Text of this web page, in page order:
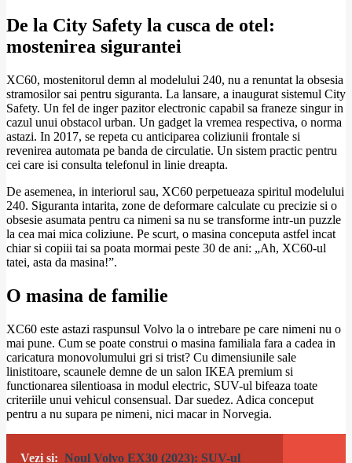
De la City Safety la cusca de otel:
mostenirea sigurantei
XC60, mostenitorul demn al modelului 240, nu a renuntat la obsesia
stramosilor sai pentru siguranta. La lansare, a inaugurat sistemul City
Safety. Un fel de inger pazitor electronic capabil sa franeze singur in
cazul unui obstacol urban. Un gadget la vremea respectiva, o norma
astazi. In 2017, se repeta cu anticiparea coliziunii frontale si
revenirea automata pe banda de circulatie. Un sistem practic pentru
cei care isi consulta telefonul in linie dreapta.
De asemenea, in interiorul sau, XC60 perpetueaza spiritul modelului
240. Siguranta intarita, zone de deformare calculate cu precizie si o
obsesie asumata pentru ca nimeni sa nu se transforme intr-un puzzle
la cea mai mica coliziune. Pe scurt, o masina conceputa astfel incat
chiar si copiii tai sa poata mormai peste 30 de ani: „Ah, XC60-ul
tatei, asta da masina!”.
O masina de familie
XC60 este astazi raspunsul Volvo la o intrebare pe care nimeni nu o
mai pune. Cum se poate construi o masina familiala fara a cadea in
caricatura monovolumului gri si trist? Cu dimensiunile sale
linistitoare, scaunele demne de un salon IKEA premium si
functionarea silentioasa in modul electric, SUV-ul bifeaza toate
criteriile unui vehicul consensual. Dar suedez. Adica conceput
pentru a nu supara pe nimeni, nici macar in Norvegia.
Vezi si: Noul Volvo EX30 (2023): SUV-ul